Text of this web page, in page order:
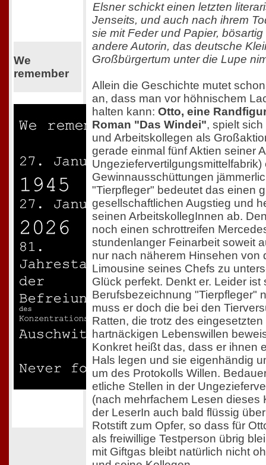
We
remember
Elsner schickt einen letzten
Jenseits, und auch nach ihrem
sie mit Feder und Papier,
andere Autorin, das deutsche
Großbürgertum unter die Lupe
Allein die Geschichte mutet
an, dass man vor höhnischem
halten kann: Otto, eine
Roman "Das Windei", spielt
und Arbeitskollegen als
gerade einmal fünf Aktien seiner
Gewinnausschüttungen
"Tierpfleger" bedeutet das einen
gesellschaftlichen Augstieg und
seinen ArbeitskollegInnen ab.
noch einen schrottreifen
stundenlanger Feinarbeit soweit
nur nach näherem Hinsehen von
Limousine seines Chefs zu
Glück perfekt. Denkt er. Leider ist
Berufsbezeichnung "Tierpfleger"
muss er doch die bei den
Ratten, die trotz des
hartnäckigen Lebenswillen
Konkret heißt das, dass er ihnen
Hals legen und sie eigenhändig
um des Protokolls Willen.
etliche Stellen in der
(nach mehrfachem Lesen dieses
der LeserIn auch bald flüssig
Rotstift zum Opfer, so dass für
als freiwillige Testperson übrig
mit Giftgas bleibt natürlich nicht